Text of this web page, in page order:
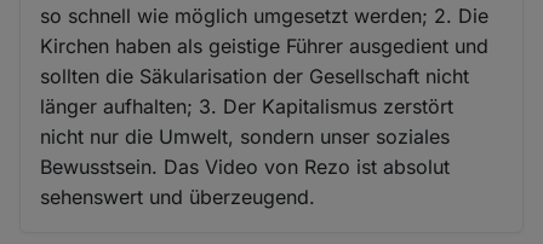
so schnell wie möglich umgesetzt werden; 2. Die
Kirchen haben als geistige Führer ausgedient und
sollten die Säkularisation der Gesellschaft nicht
länger aufhalten; 3. Der Kapitalismus zerstört
nicht nur die Umwelt, sondern unser soziales
Bewusstsein. Das Video von Rezo ist absolut
sehenswert und überzeugend.